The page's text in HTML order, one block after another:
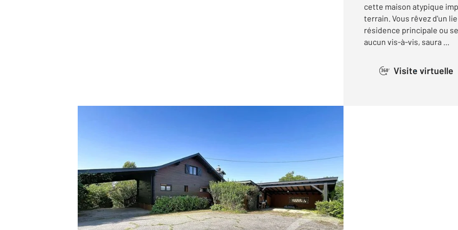
cette maison atypique
terrain. Vous rêvez d'un
résidence principale ou
aucun vis-à-vis, saura ...
360° Visite virtuelle